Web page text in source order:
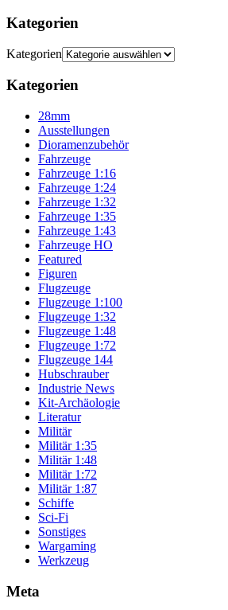
Kategorien
Kategorien
Kategorien
28mm
Ausstellungen
Dioramenzubehör
Fahrzeuge
Fahrzeuge 1:16
Fahrzeuge 1:24
Fahrzeuge 1:32
Fahrzeuge 1:35
Fahrzeuge 1:43
Fahrzeuge HO
Featured
Figuren
Flugzeuge
Flugzeuge 1:100
Flugzeuge 1:32
Flugzeuge 1:48
Flugzeuge 1:72
Flugzeuge 144
Hubschrauber
Industrie News
Kit-Archäologie
Literatur
Militär
Militär 1:35
Militär 1:48
Militär 1:72
Militär 1:87
Schiffe
Sci-Fi
Sonstiges
Wargaming
Werkzeug
Meta